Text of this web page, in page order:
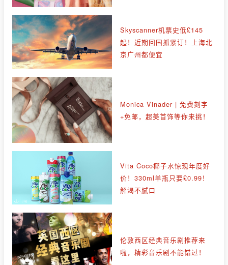
Skyscanner机票史低£145
起！近期回国抓紧订！上海北
京广州都便宜
Monica Vinader | 免费刻字
+免邮，超美首饰等你来挑！
Vita Coco椰子水惊现年度好
价！330ml单瓶只要£0.99！
解渴不腻口
伦敦西区经典音乐剧推荐来
啦，精彩音乐剧不能错过！